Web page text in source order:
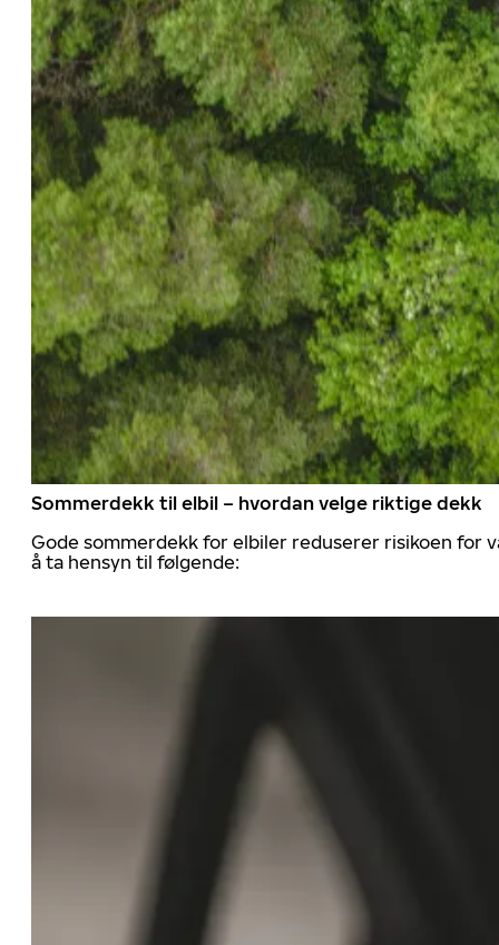
Sommerdekk til elbil – hvordan velge riktige dekk
Gode sommerdekk for elbiler reduserer risikoen for
å ta hensyn til følgende: